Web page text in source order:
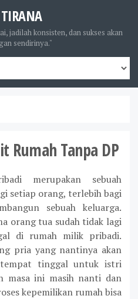
jadilah konsisten, dan sukses akan
sendirinya."
Rumah Tanpa DP
merupakan sebuah
setiap orang, terlebih bagi
sebuah keluarga.
orang tua sudah tidak lagi
di rumah milik pribadi.
pria yang nantinya akan
tempat tinggal untuk istri
masa ini masih nanti dan
kepemilikan rumah bisa